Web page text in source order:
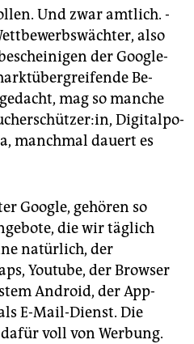
Und zwar amtlich.
also
der Google-
Be­
mag so manche
Di­gi­tal­po­
manchmal dauert es
Google, gehören so
die wir täglich
natürlich, der
Youtube, der Browser
Android, der App-
E-Mail-Dienst. Die
voll von Werbung.